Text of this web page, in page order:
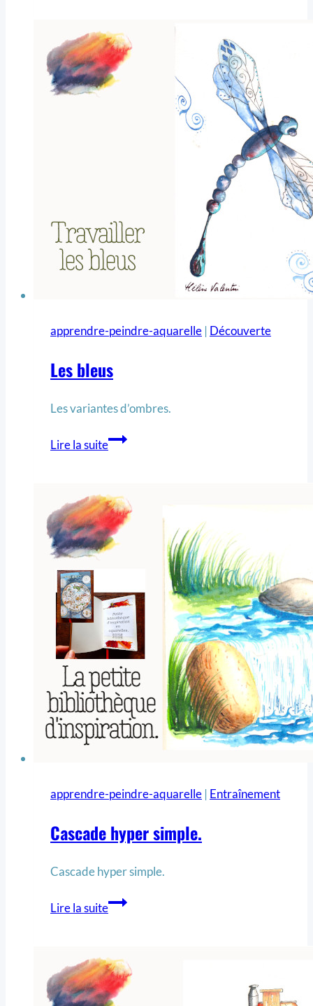
apprendre-peindre-aquarelle | Découverte
Les bleus
Les variantes d’ombres.
Lire la suite
apprendre-peindre-aquarelle | Entraînement
Cascade hyper simple.
Cascade hyper simple.
Lire la suite